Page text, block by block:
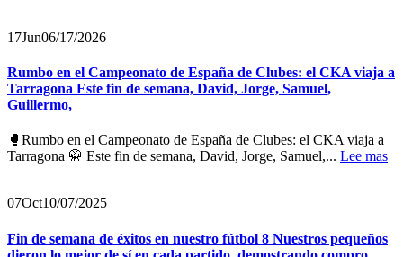
17Jun06/17/2026
Rumbo en el Campeonato de España de Clubes: el CKA viaja a
Tarragona Este fin de semana, David, Jorge, Samuel,
Guillermo,
🥊Rumbo en el Campeonato de España de Clubes: el CKA viaja a
Tarragona 🥋 Este fin de semana, David, Jorge, Samuel,... Lee mas
07Oct10/07/2025
Fin de semana de éxitos en nuestro fútbol 8 Nuestros pequeños